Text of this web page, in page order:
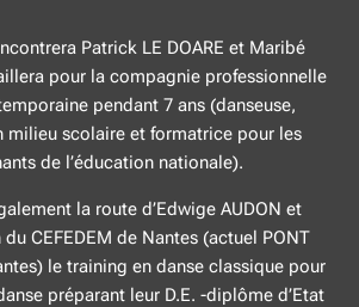
Patrick LE DOARE et Maribé
pour la compagnie professionnelle
pendant 7 ans (danseuse,
milieu scolaire et formatrice pour les
de l’éducation nationale).
la route d’Edwige AUDON et
du CEFEDEM de Nantes (actuel PONT
le training en danse classique pour
préparant leur D.E. -diplôme d’Etat